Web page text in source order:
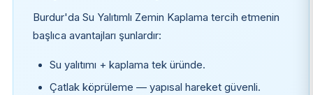
Burdur'da Su Yalıtımlı Zemin Kaplama tercih etmenin
başlıca avantajları şunlardır:
Su yalıtımı + kaplama tek üründe.
Çatlak köprüleme — yapısal hareket güvenli.